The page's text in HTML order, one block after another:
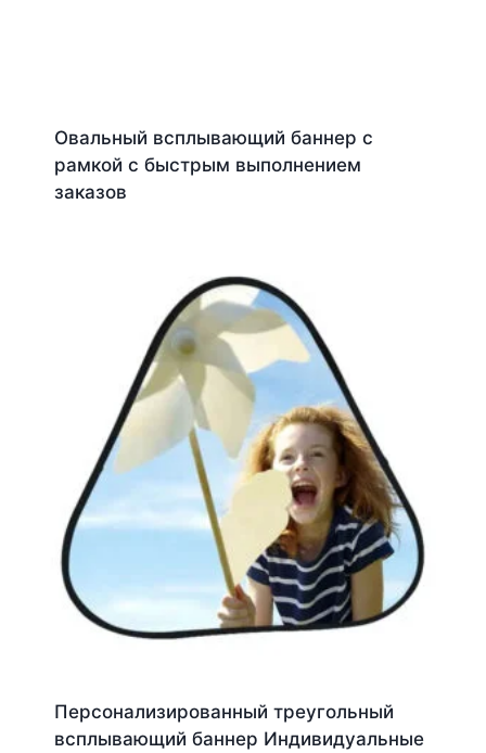
Овальный всплывающий баннер с
рамкой с быстрым выполнением
заказов
Персонализированный треугольный
всплывающий баннер Индивидуальные